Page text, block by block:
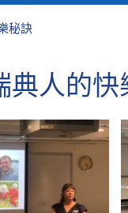
秘訣
典人的快